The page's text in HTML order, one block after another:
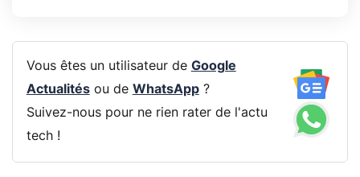
Vous êtes un utilisateur de Google
Actualitésou de WhatsApp?
Suivez-nous pour ne rien rater de l'actu
tech !